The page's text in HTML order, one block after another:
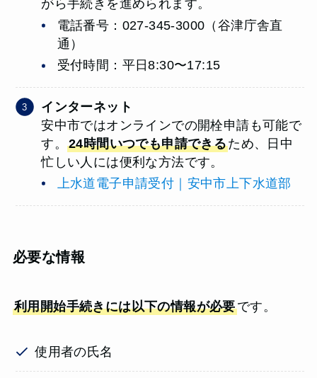
がら手続きを進められます。
電話番号：027-345-3000（谷津庁舎直
通）
受付時間：平日8:30〜17:15
インターネット
安中市ではオンラインでの開栓申請も可能で
す。24時間いつでも申請できるため、日中
忙しい人には便利な方法です。
上水道電子申請受付｜安中市上下水道部
必要な情報
利用開始手続きには以下の情報が必要です。
使用者の氏名